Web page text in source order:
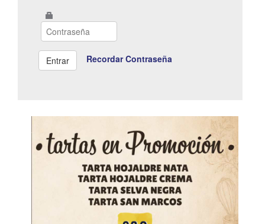
Recordar Contraseña